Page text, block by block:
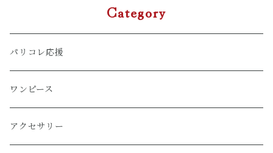
Category
パリコレ応援
ワンピース
アクセサリー